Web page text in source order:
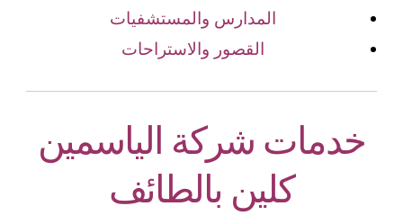
المدارس والمستشفيات
القصور والاستراحات
خدمات شركة الياسمين
كلين بالطائف